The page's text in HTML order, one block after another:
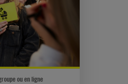
ou en ligne